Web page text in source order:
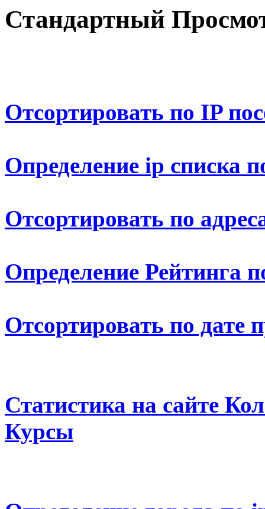
Стандартный
Отсортировать по IP
Определение ip списка
Отсортировать по
Определение Рейтинга
Отсортировать по дате
Статистика на сайте
Курсы